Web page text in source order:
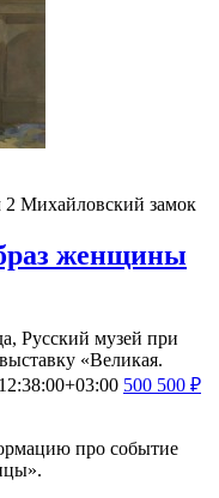
2 Михайловский замок
женщины
Русский музей при
«Великая.
500 500 ₽
про событие